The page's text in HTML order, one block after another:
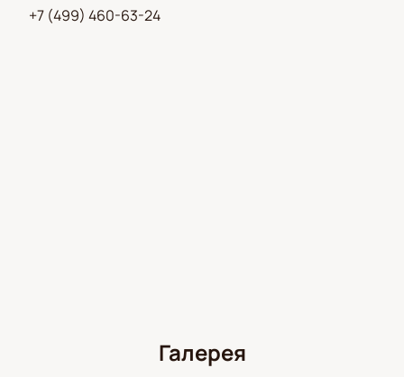
+7 (499) 460-63-24
Галерея